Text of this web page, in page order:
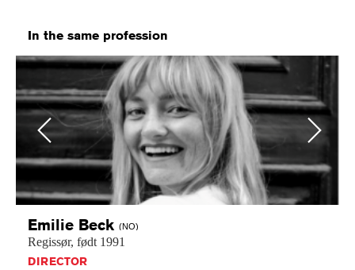
In the same profession
Previous
Emilie Beck (NO)
Regissør, født 1991
DIRECTOR
Next